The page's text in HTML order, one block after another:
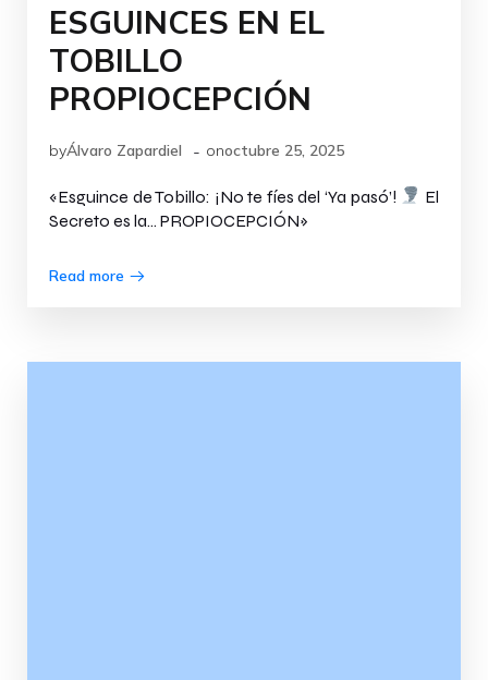
ESGUINCES EN EL
TOBILLO
PROPIOCEPCIÓN
byÁlvaro Zapardiel - onoctubre 25, 2025
«Esguince de Tobillo: ¡No te fíes del ‘Ya pasó’!
El
Secreto es la… PROPIOCEPCIÓN»
Read more